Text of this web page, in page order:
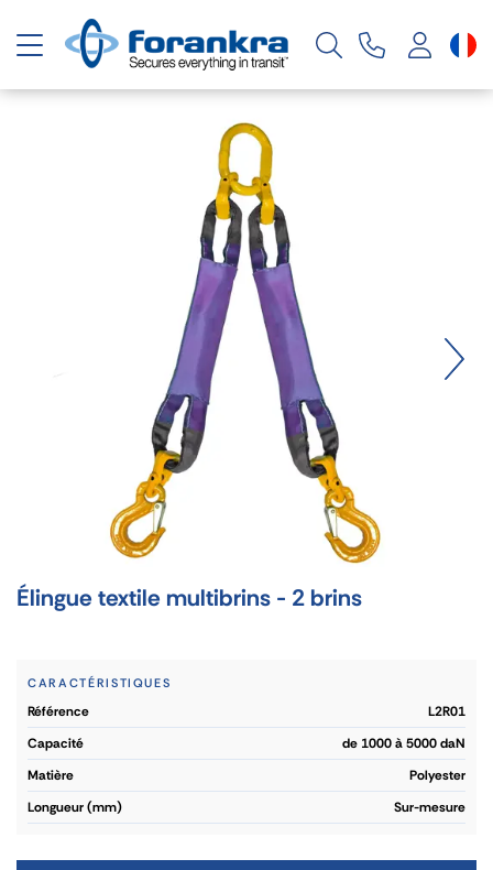
Basculer la navigation
Élingue textile multibrins - 2 brins
CARACTÉRISTIQUES
référence
L2R01
capacité
de 1000 à 5000 daN
matière
Polyester
longueur (mm)
Sur-mesure